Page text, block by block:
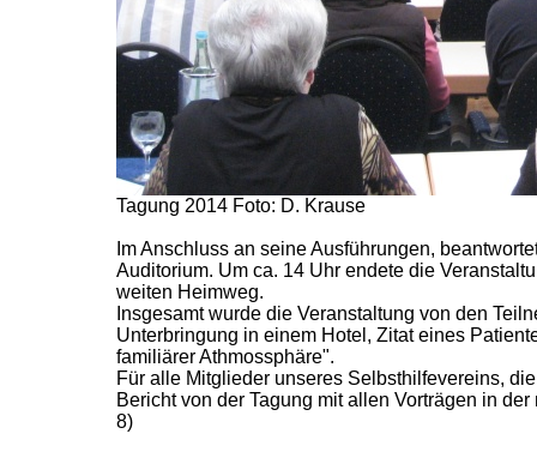
Tagung 2014 Foto: D. Krause
Im Anschluss an seine Ausführungen,
Auditorium. Um ca. 14 Uhr endete die
weiten Heimweg.
Insgesamt wurde die Veranstaltung von den
Unterbringung in einem Hotel, Zitat eines
familiärer Athmossphäre".
Für alle Mitglieder unseres Selbsthilfevereins,
Bericht von der Tagung mit allen Vorträgen in
8)